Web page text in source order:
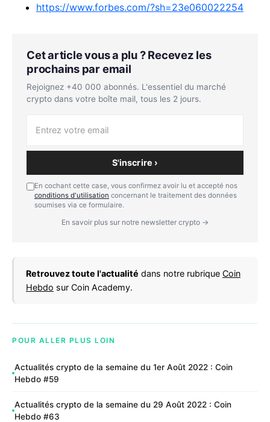
https://www.forbes.com/?sh=23e060022254
Cet article vous a plu ? Recevez les
prochains par email
Rejoignez +40 000 abonnés. L'essentiel du marché
crypto dans votre boîte mail, tous les 2 jours.
S'inscrire ›
En cochant cette case, vous confirmez avoir lu et accepté nos
conditions d'utilisation concernant le traitement des données
soumises via ce formulaire.
En savoir plus sur notre newsletter crypto →
Retrouvez toute l'actualité dans notre rubrique Coin
Hebdo sur Coin Academy.
POUR ALLER PLUS LOIN
Actualités crypto de la semaine du 1er Août 2022 : Coin
Hebdo #59
Actualités crypto de la semaine du 29 Août 2022 : Coin
Hebdo #63